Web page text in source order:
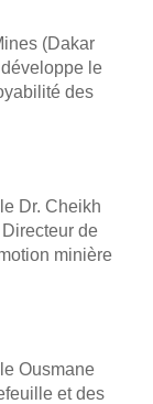
(Dakar
le
des
Dr. Cheikh
de
minière
Ousmane
et des